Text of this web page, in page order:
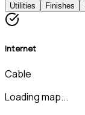
Utilities Finishes
Internet
Cable
Loading map...